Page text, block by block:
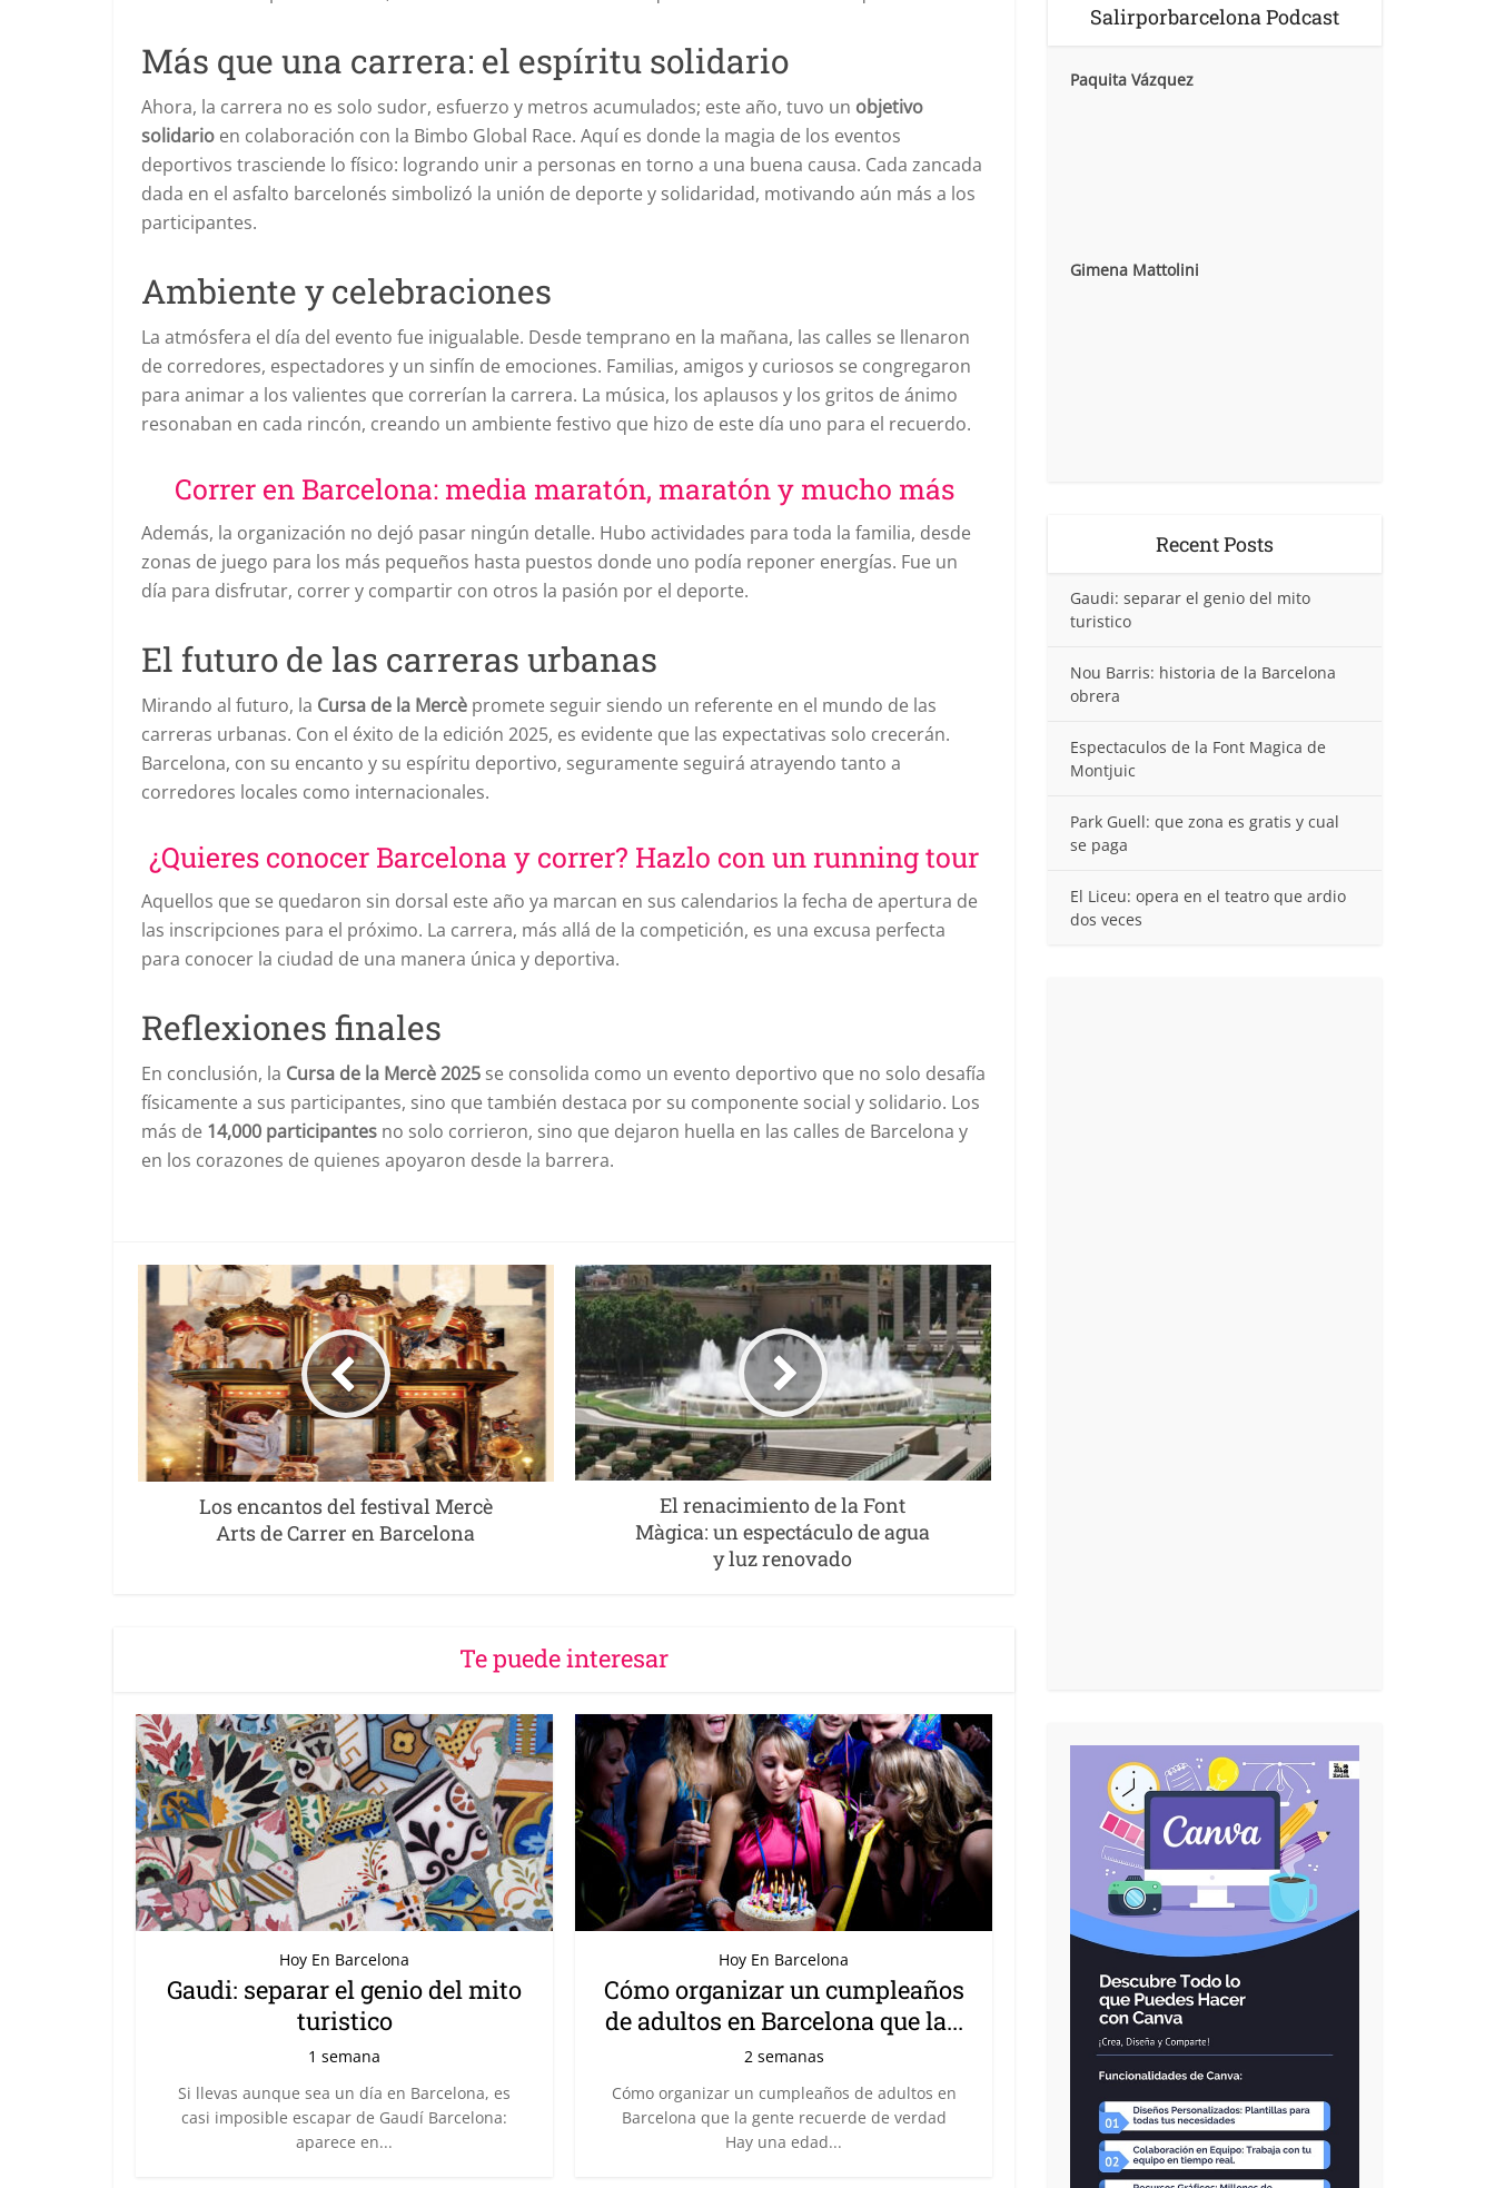
Más que una carrera: el espíritu solidario
Ahora, la carrera no es solo sudor, esfuerzo y metros acumulados; este año, tuvo un objetivo
solidario en colaboración con la Bimbo Global Race. Aquí es donde la magia de los eventos
deportivos trasciende lo físico: logrando unir a personas en torno a una buena causa. Cada zancada
dada en el asfalto barcelonés simbolizó la unión de deporte y solidaridad, motivando aún más a los
participantes.
Ambiente y celebraciones
La atmósfera el día del evento fue inigualable. Desde temprano en la mañana, las calles se llenaron
de corredores, espectadores y un sinfín de emociones. Familias, amigos y curiosos se congregaron
para animar a los valientes que correrían la carrera. La música, los aplausos y los gritos de ánimo
resonaban en cada rincón, creando un ambiente festivo que hizo de este día uno para el recuerdo.
Correr en Barcelona: media maratón, maratón y mucho más
Además, la organización no dejó pasar ningún detalle. Hubo actividades para toda la familia, desde
zonas de juego para los más pequeños hasta puestos donde uno podía reponer energías. Fue un
día para disfrutar, correr y compartir con otros la pasión por el deporte.
El futuro de las carreras urbanas
Mirando al futuro, la Cursa de la Mercè promete seguir siendo un referente en el mundo de las
carreras urbanas. Con el éxito de la edición 2025, es evidente que las expectativas solo crecerán.
Barcelona, con su encanto y su espíritu deportivo, seguramente seguirá atrayendo tanto a
corredores locales como internacionales.
¿Quieres conocer Barcelona y correr? Hazlo con un running tour
Aquellos que se quedaron sin dorsal este año ya marcan en sus calendarios la fecha de apertura de
las inscripciones para el próximo. La carrera, más allá de la competición, es una excusa perfecta
para conocer la ciudad de una manera única y deportiva.
Reflexiones finales
En conclusión, la Cursa de la Mercè 2025 se consolida como un evento deportivo que no solo desafía
físicamente a sus participantes, sino que también destaca por su componente social y solidario. Los
más de 14,000 participantes no solo corrieron, sino que dejaron huella en las calles de Barcelona y
en los corazones de quienes apoyaron desde la barrera.
Los encantos del festival Mercè
Arts de Carrer en Barcelona
El renacimiento de la Font
Màgica: un espectáculo de agua
y luz renovado
Te puede interesar
Hoy En Barcelona
Gaudi: separar el genio del mito
turistico
1 semana
Si llevas aunque sea un día en Barcelona, es
casi imposible escapar de Gaudí Barcelona:
aparece en...
Hoy En Barcelona
Cómo organizar un cumpleaños
de adultos en Barcelona que la...
2 semanas
Cómo organizar un cumpleaños de adultos en
Barcelona que la gente recuerde de verdad
Hay una edad...
Salirporbarcelona Podcast
Paquita Vázquez
Gimena Mattolini
Recent Posts
Gaudi: separar el genio del mito
turistico
Nou Barris: historia de la Barcelona
obrera
Espectaculos de la Font Magica de
Montjuic
Park Guell: que zona es gratis y cual
se paga
El Liceu: opera en el teatro que ardio
dos veces